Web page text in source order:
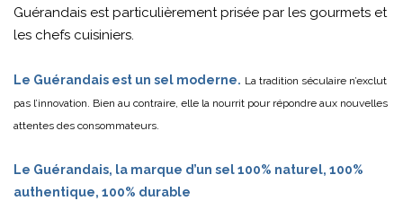
Guérandais est particulièrement prisée par les gourmets et
les chefs cuisiniers.
Le Guérandais est un sel moderne. La tradition séculaire n’exclut
pas l’innovation. Bien au contraire, elle la nourrit pour répondre aux nouvelles
attentes des consommateurs.
Le Guérandais, la marque d’un sel 100% naturel, 100%
authentique, 100% durable